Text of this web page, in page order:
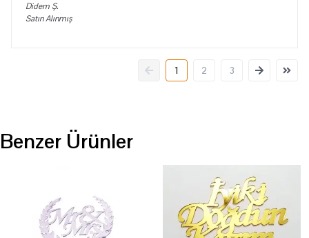
Didem Ş.
Satın Alınmış
1 2 3
Benzer Ürünler